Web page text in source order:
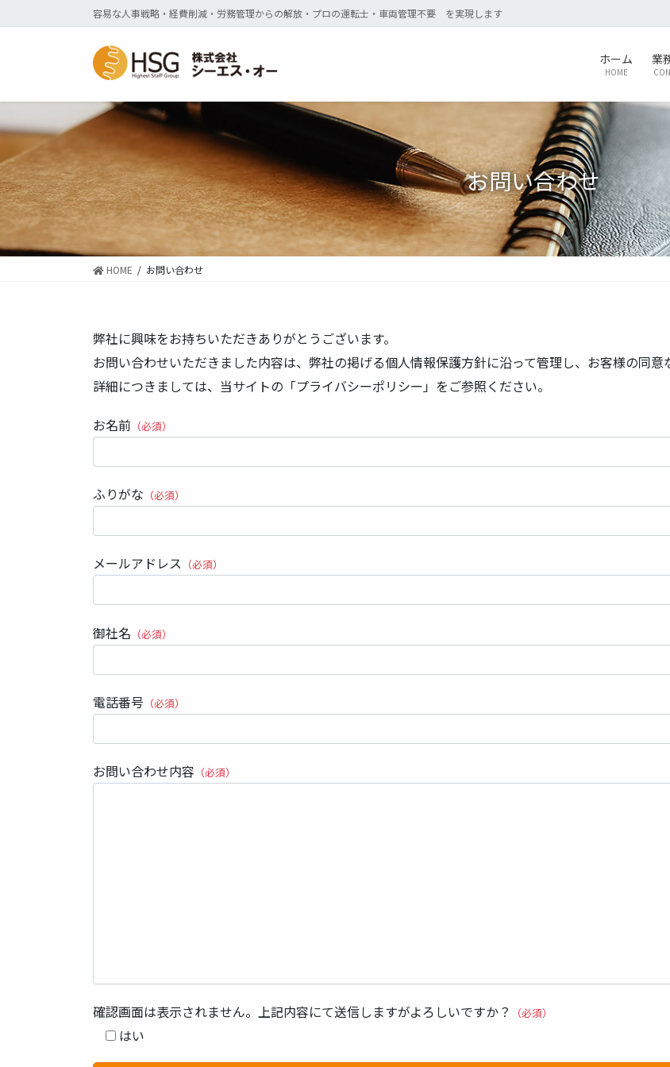
ン
に
移
ビ
ョ
ン
移
動
容易な人事戦略・経費削減・労務管理からの解放・プロの運転士・車両管理不要 を実現します
ホーム
HOME
業
お問い合わせ
HOME お問い合わせ
弊社に興味をお持ちいただきありがとうございます。
お問い合わせいただきました内容は、弊社の掲げる個人情報保護方針に沿って管理し、お客様の同意
詳細につきましては、当サイトの「プライバシーポリシー」をご参照ください。
お名前 （必須）
ふりがな （必須）
メールアドレス （必須）
御社名 （必須）
電話番号 （必須）
お問い合わせ内容 （必須）
確認画面は表示されません。上記内容にて送信しますがよろしいですか？ （必須）
はい